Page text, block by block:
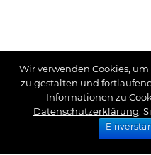
Wir verwenden Cookies,
zu gestalten und
Informationen zu
Datenschutzerklärung .